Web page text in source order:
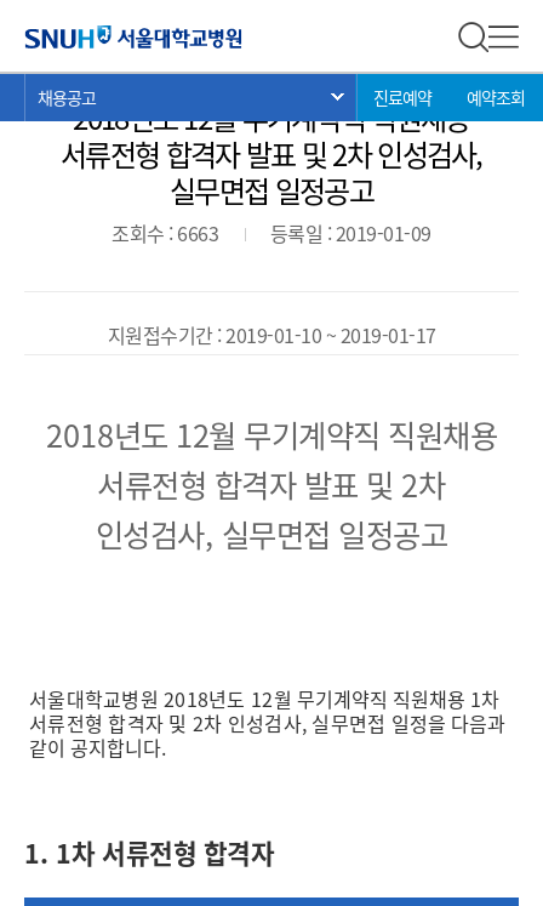
전체 검
현
재
채용공고 서브 메뉴 목록 열기
진료예약 예약조회
채용공고
2018년도 12월 무기계약직 직원채용
서류전형 합격자 발표 및 2차 인성검사,
실무면접 일정공고
조회수 : 6663 등록일 : 2019-01-09
지원접수기간 : 2019-01-10 ~ 2019-01-17
2018년도 12월 무기계약직 직원채용
서류전형 합격자 발표 및 2차
인성검사, 실무면접 일정공고
서울대학교병원2018년도 12월 무기계약직 직원채용 1차
서류전형 합격자 및 2차 인성검사, 실무면접 일정을 다음과
같이 공지합니다.
1. 1차 서류전형 합격자